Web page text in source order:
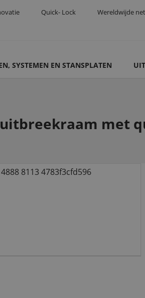
Quick- Lock
Wereldwijde
SYSTEMEN EN STANSPLATEN
met